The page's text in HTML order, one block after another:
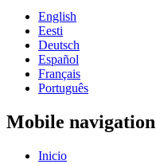
English
Eesti
Deutsch
Español
Français
Português
Mobile navigation
Inicio